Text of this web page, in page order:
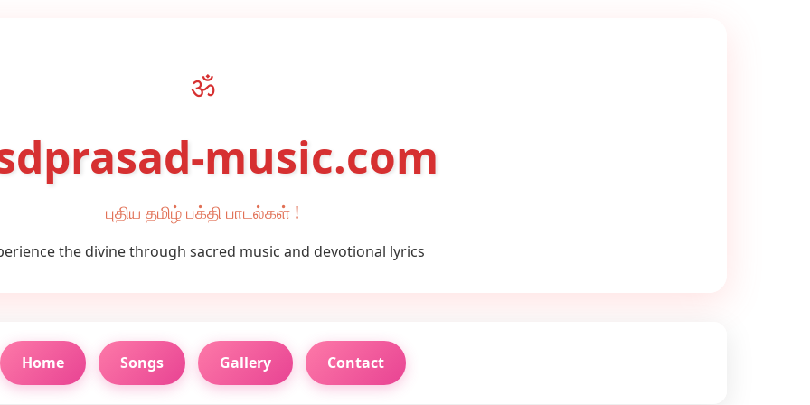
ॐ
music.com
புதிய தமிழ் பக்தி பாடல்கள் !
the divine through sacred music and devotional lyrics
Home Songs Gallery Contact